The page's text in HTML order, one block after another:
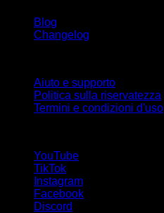
Blog
Changelog
Aiuto e supporto
Politica sulla riservatezza
Termini e condizioni d'uso
YouTube
TikTok
Instagram
Facebook
Discord